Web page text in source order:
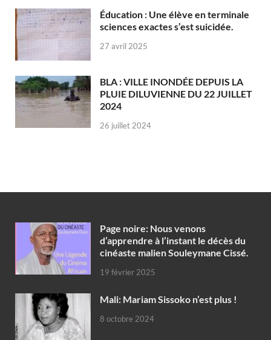
Éducation : Une élève en terminale
sciences exactes s’est suicidée.
27 avril 2025
BLA : VILLE INONDÉE DEPUIS LA
PLUIE DILUVIENNE DU 22 JUILLET
2024
26 juillet 2024
Page noire: Nous venons
d’apprendre à l’instant le décès du
cinéaste malien Souleymane Cissé.
19 février 2025
Mali: Mariam Sissoko n’est plus !
8 octobre 2024